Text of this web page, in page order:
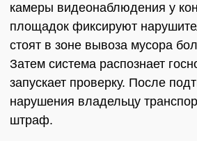
камеры видеонаблюдения у
площадок фиксируют
стоят в зоне вывоза мусора
Затем система распознает
запускает проверку. После
нарушения владельцу
штраф.